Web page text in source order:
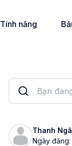
Tính năng
Thanh
Ngày đăng: